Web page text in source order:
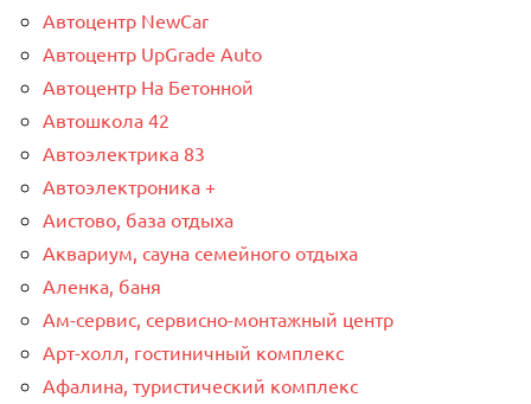
Автоцентр NewCar
Автоцентр UpGrade Auto
Автоцентр На Бетонной
Автошкола 42
Автоэлектрика 83
Автоэлектроника +
Аистово, база отдыха
Аквариум, сауна семейного отдыха
Аленка, баня
Ам-сервис, сервисно-монтажный центр
Арт-холл, гостиничный комплекс
Афалина, туристический комплекс